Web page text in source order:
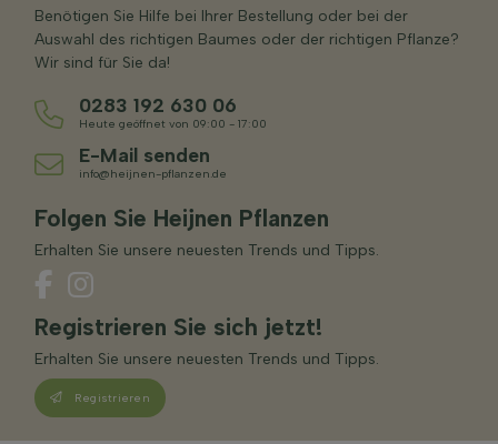
Benötigen Sie Hilfe bei Ihrer Bestellung oder bei der
Auswahl des richtigen Baumes oder der richtigen Pflanze?
Wir sind für Sie da!
0283 192 630 06
Heute geöffnet von 09:00 - 17:00
E-Mail senden
info@heijnen-pflanzen.de
Folgen Sie Heijnen Pflanzen
Erhalten Sie unsere neuesten Trends und Tipps.
Registrieren Sie sich jetzt!
Erhalten Sie unsere neuesten Trends und Tipps.
Registrieren